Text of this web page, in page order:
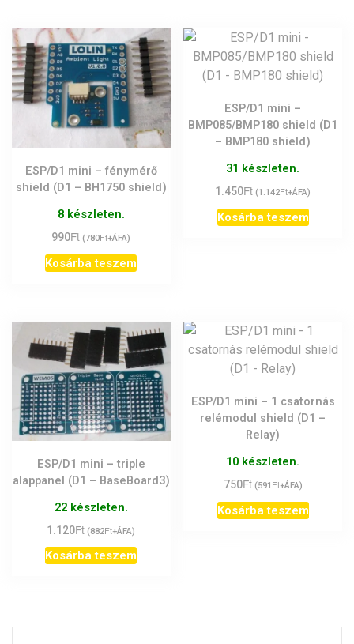
ESP/D1 mini – fénymérő
shield (D1 – BH1750 shield)
8 készleten.
990Ft (780Ft+ÁFA)
Kosárba teszem
ESP/D1 mini –
BMP085/BMP180 shield (D1
– BMP180 shield)
31 készleten.
1.450Ft (1.142Ft+ÁFA)
Kosárba teszem
ESP/D1 mini – triple
alappanel (D1 – BaseBoard3)
22 készleten.
1.120Ft (882Ft+ÁFA)
Kosárba teszem
ESP/D1 mini – 1 csatornás
relémodul shield (D1 –
Relay)
10 készleten.
750Ft (591 Ft+ÁFA)
Kosárba teszem